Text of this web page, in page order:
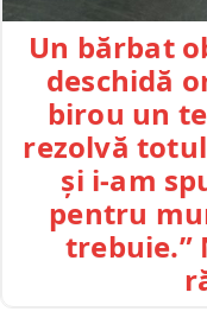
Un bărbat
deschidă
birou un
rezolvă
și i-am
pentru
trebuie.”